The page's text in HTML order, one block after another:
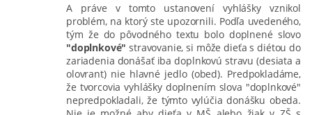
A práve v tomto ustanovení vyhlášky vznikol
problém, na ktorý ste upozornili. Podľa uvedeného,
tým že do pôvodného textu bolo doplnené slovo
"doplnkové" stravovanie, si môže dieťa s diétou do
zariadenia donášať iba doplnkovú stravu (desiata a
olovrant) nie hlavné jedlo (obed). Predpokladáme,
že tvorcovia vyhlášky doplnením slova "doplnkové"
nepredpokladali, že týmto vylúčia donášku obeda.